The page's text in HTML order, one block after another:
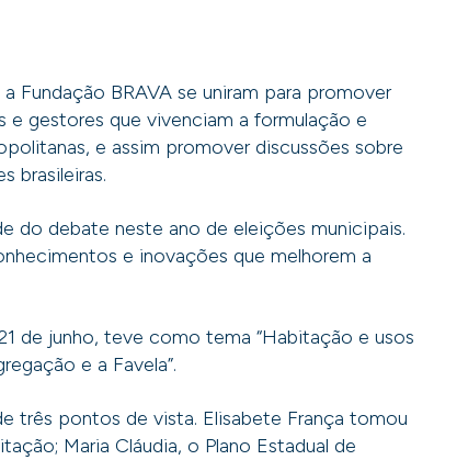
Fundação BRAVA se uniram para promover
gestores que vivenciam a formulação e
e assim promover discussões sobre
brasileiras.
do debate neste ano de eleições municipais.
e inovações que melhorem a
de junho, teve como tema “Habitação e usos
e a Favela”.
três pontos de vista. Elisabete França tomou
Maria Cláudia, o Plano Estadual de